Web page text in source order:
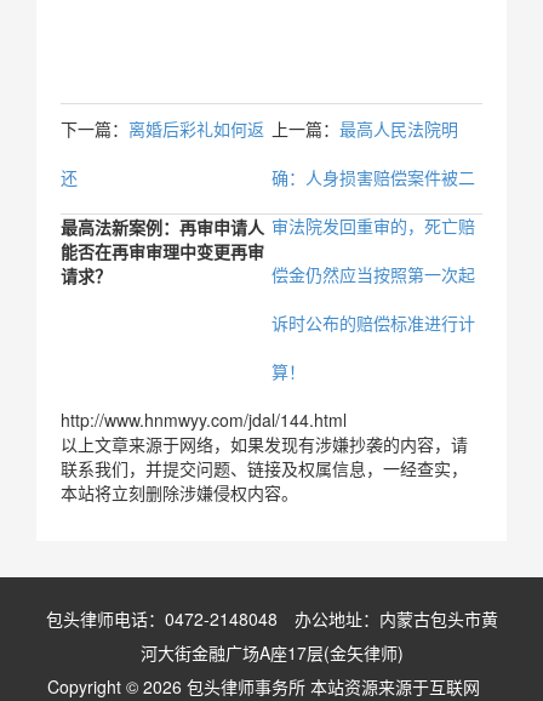
上一篇： 最高人民法院明
确：人身损害赔偿案件被二
审法院发回重审的，死亡赔
偿金仍然应当按照第一次起
诉时公布的赔偿标准进行计
算！
下一篇： 离婚后彩礼如何返
还
最高法新案例：再审申请人
能否在再审审理中变更再审
请求？
http://www.hnmwyy.com/jdal/144.html
以上文章来源于网络，如果发现有涉嫌抄袭的内容，请
联系我们，并提交问题、链接及权属信息，一经查实，
本站将立刻删除涉嫌侵权内容。
包头律师电话：0472-2148048 办公地址：内蒙古包头市黄
河大街金融广场A座17层(金矢律师)
Copyright © 2026 包头律师事务所 本站资源来源于互联网